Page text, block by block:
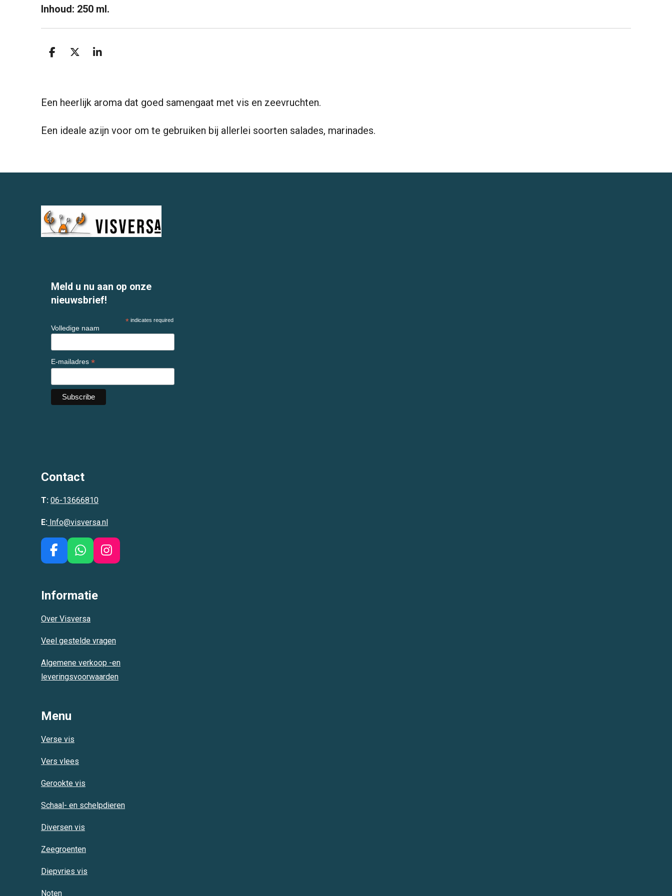
Inhoud: 250 ml.
D
n
D
S
e
Een heerlijk aroma dat goed samengaat met vis en zeevruchten.
Een ideale azijn voor om te gebruiken bij allerlei soorten salades, marinades.
Meld u nu aan op onze
nieuwsbrief!
*indicates required
Volledige naam
E-mailadres *
Contact
T: 06-13666810
E: Info@visversa.nl
F
a
e
b
o
k
W
h
t
s
A
p
I
n
a
Informatie
Over Visversa
Veel gestelde vragen
Algemene verkoop -en
leveringsvoorwaarden
Menu
Verse vis
Vers vlees
Gerookte vis
Schaal- en schelpdieren
Diversen vis
Zeegroenten
Diepvries vis
Noten